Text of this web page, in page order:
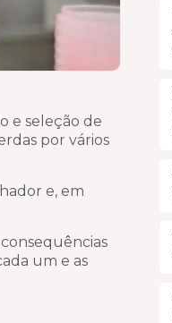
e seleção de
por vários
e, em
um e as